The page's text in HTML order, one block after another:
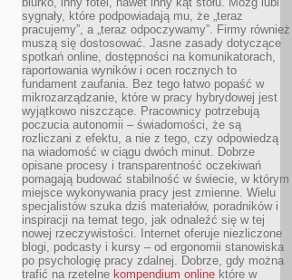
sygnały, które podpowiadają mu, że „teraz
pracujemy”, a „teraz odpoczywamy”. Firmy również
muszą się dostosować. Jasne zasady dotyczące
spotkań online, dostępności na komunikatorach,
raportowania wyników i ocen rocznych to
fundament zaufania. Bez tego łatwo popaść w
mikrozarządzanie, które w pracy hybrydowej jest
wyjątkowo niszczące. Pracownicy potrzebują
poczucia autonomii – świadomości, że są
rozliczani z efektu, a nie z tego, czy odpowiedzą
na wiadomość w ciągu dwóch minut. Dobrze
opisane procesy i transparentność oczekiwań
pomagają budować stabilność w świecie, w którym
miejsce wykonywania pracy jest zmienne. Wielu
specjalistów szuka dziś materiałów, poradników i
inspiracji na temat tego, jak odnaleźć się w tej
nowej rzeczywistości. Internet oferuje niezliczone
blogi, podcasty i kursy – od ergonomii stanowiska
po psychologię pracy zdalnej. Dobrze, gdy można
trafić na rzetelne kompendium online które w